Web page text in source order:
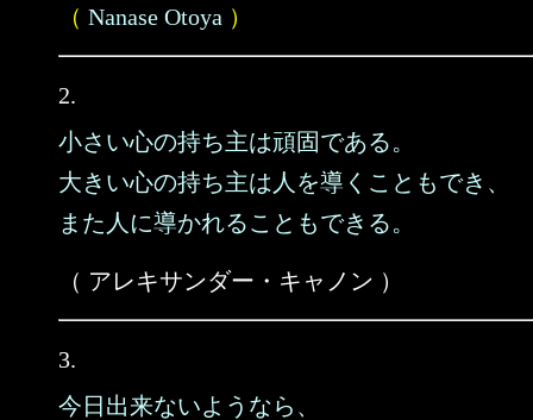
（ Nanase Otoya ）
2.
小さい心の持ち主は頑固である。
大きい心の持ち主は人を導くこともでき、
また人に導かれることもできる。
（ アレキサンダー・キャノン ）
3.
今日出来ないようなら、